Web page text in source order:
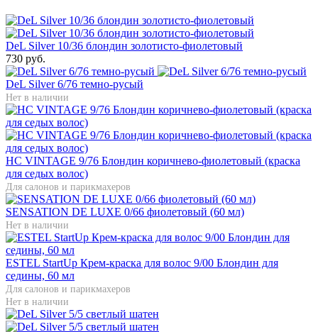
DeL Silver 10/36 блондин золотисто-фиолетовый
730 руб.
DeL Silver 6/76 темно-русый
Нет в наличии
HC VINTAGE 9/76 Блондин коричнево-фиолетовый (краска
для седых волос)
Для салонов и парикмахеров
SENSATION DE LUXE 0/66 фиолетовый (60 мл)
Нет в наличии
ESTEL StartUp Крем-краска для волос 9/00 Блондин для
седины, 60 мл
Для салонов и парикмахеров
Нет в наличии